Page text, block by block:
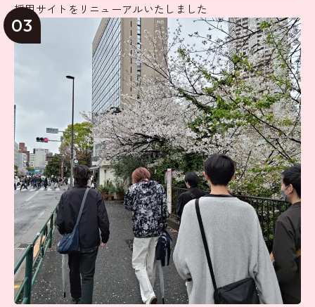
採用サイトをリニューアルいたしました
03